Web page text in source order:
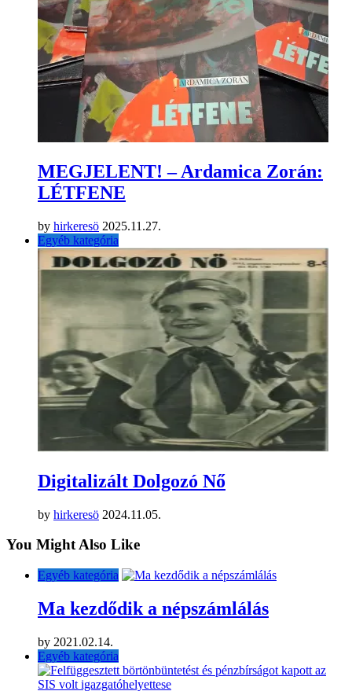
MEGJELENT! – Ardamica Zorán:
LÉTFENE
by hirkeresö 2025.11.27.
Egyéb kategória
Digitalizált Dolgozó Nő
by hirkeresö 2024.11.05.
You Might Also Like
Egyéb kategória
Ma kezdődik a népszámlálás
by 2021.02.14.
Egyéb kategória